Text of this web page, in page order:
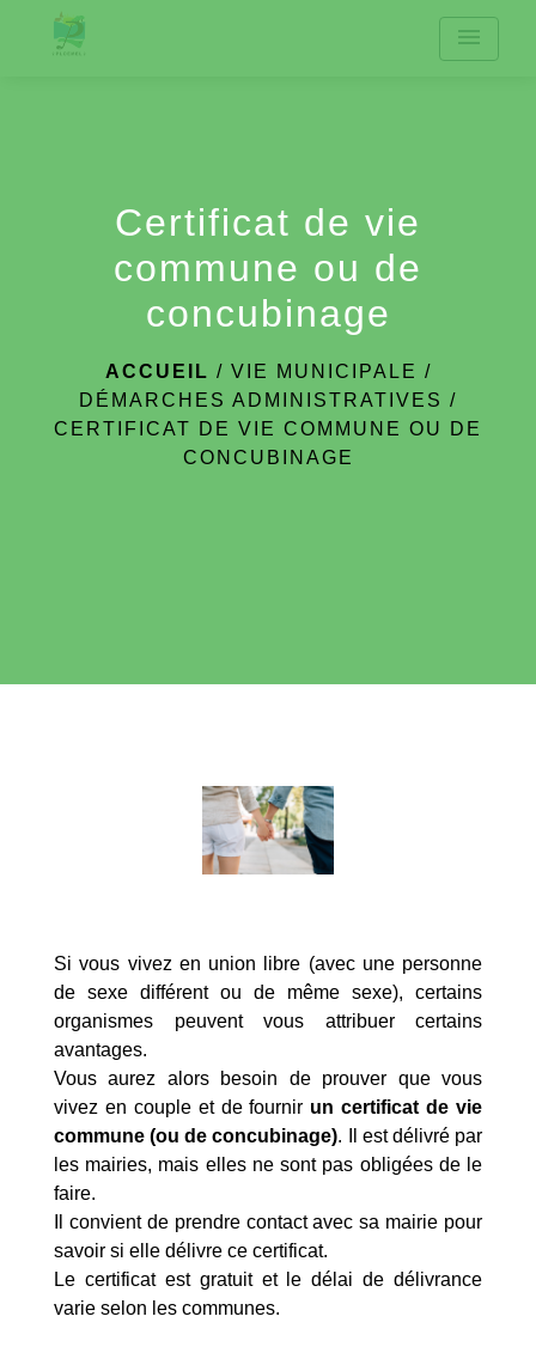
menu
Certificat de vie
commune ou de
concubinage
ACCUEIL / VIE MUNICIPALE /
DÉMARCHES ADMINISTRATIVES /
CERTIFICAT DE VIE COMMUNE OU DE
CONCUBINAGE
Si vous vivez en union libre (avec une personne
de sexe différent ou de même sexe), certains
organismes peuvent vous attribuer certains
avantages.
Vous aurez alors besoin de prouver que vous
vivez en couple et de fournir un certificat de vie
commune (ou de concubinage). Il est délivré par
les mairies, mais elles ne sont pas obligées de le
faire.
Il convient de prendre contact avec sa mairie pour
savoir si elle délivre ce certificat.
Le certificat est gratuit et le délai de délivrance
varie selon les communes.